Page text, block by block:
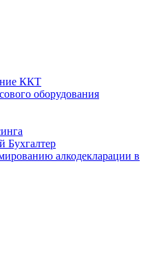
ККТ
оборудования
Бухгалтер
алкодекларации в